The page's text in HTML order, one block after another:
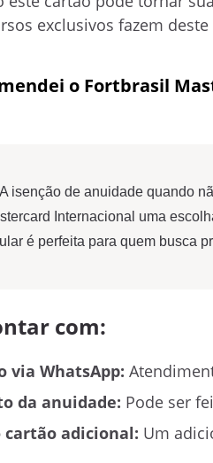
exclusivos fazem
o Fortbrasil
A isenção de anuidade quando
Internacional uma
é perfeita para quem busca
com:
via WhatsApp:
da anuidade: Pode ser
cartão adicional: Um